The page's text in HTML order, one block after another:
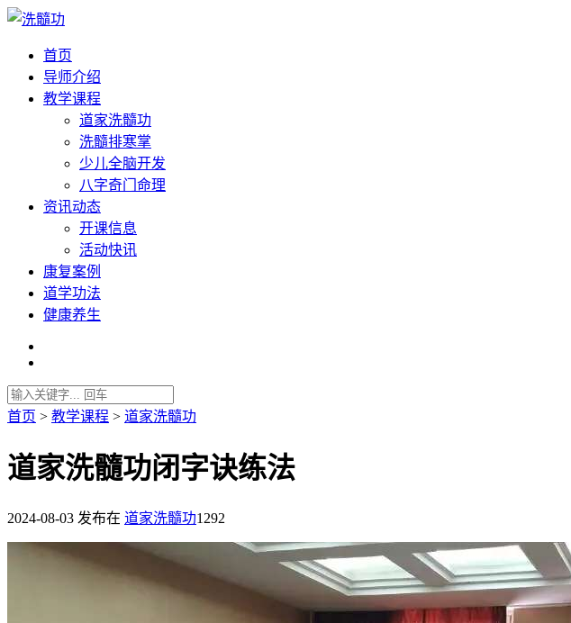
首页
导师介绍
教学课程
道家洗髓功
洗髓排寒掌
少儿全脑开发
八字奇门命理
资讯动态
开课信息
活动快讯
康复案例
道学功法
健康养生
首页 > 教学课程 > 道家洗髓功
道家洗髓功闭字诀练法
2024-08-03 发布在 道家洗髓功1292